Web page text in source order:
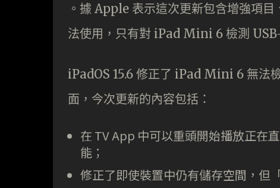
。據 Apple 表示這次更新包含增強項
法使用，只有對 iPad Mini 6 檢測
iPadOS 15.6 修正了 iPad Mini 6 無法
面，今次更新的內容包括：
在 TV App 中可以重頭開始播放正在
能；
修正了即使裝置中仍有儲存空間，但